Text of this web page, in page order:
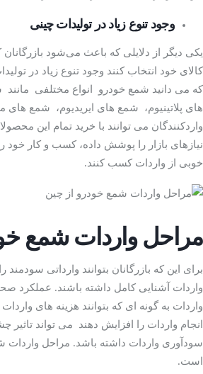
وجود تنوع زیاد در تولیدات چینی
یکی دیگر از دلایلی که باعث می‌شود
کالای خود انتخاب کنند وجود تنوع زیاد در
که می دانید شمع خودرو انواع مختلفی
های پلاتینیوم، شمع های ایریدیوم، شمع های
واردکنندگان می توانند با خرید تمام این
نیازهای بازار را پوشش داده، کسب و کار
خوبی از واردات کسب کنند.
مراحل واردات شمع
برای این که بازرگانان بتوانند وارداتی سودمند
واردات آشنایی کامل داشته باشند. عملکرد
واردات به گونه ای که بتوانند هزینه های
انجام واردات را افزایش دهند می تواند
سودآوری واردات داشته باشد. مراحل واردات
است.